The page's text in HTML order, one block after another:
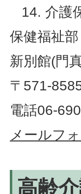
介護
保健福祉
新別館(門
〒571-
電話06-
メールフ
高齢